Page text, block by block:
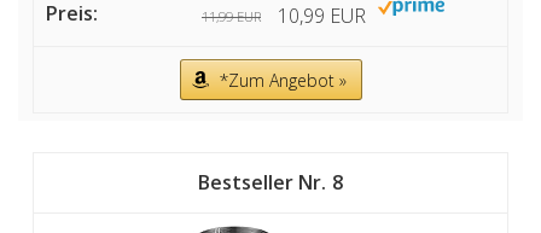
11,99 EUR 10,99 EUR
*Zum Angebot »
8